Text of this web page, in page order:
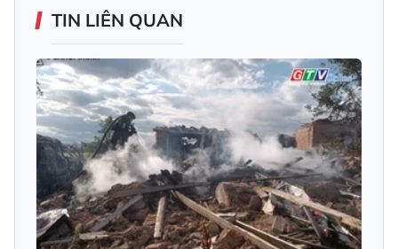
TIN LIÊN QUAN